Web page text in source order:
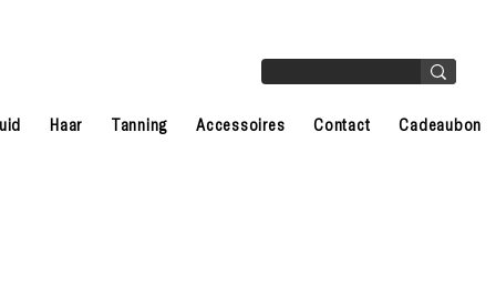
Haar Tanning Accessoires Contact Cadeaubon